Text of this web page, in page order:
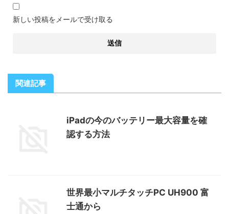
新しい投稿をメールで受け取る
関連記事
iPadの今のバッテリー最大容量を確
認する方法
世界最小マルチタッチPC UH900 富
士通から